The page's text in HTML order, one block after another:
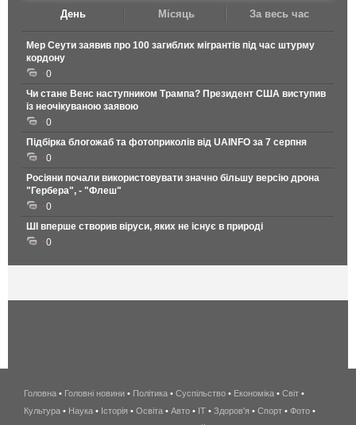
День Місяць За весь час
Мер Сеути заявив про 100 загиблих мігрантів під час штурму
кордону
0
Чи стане Венс наступником Трампа? Президент США виступив
із неочікуваною заявою
0
Підбірка блогожаб та фотоприколів від UAINFO за 7 серпня
0
Росіяни почали використовувати значно більшу версію дрона
"Гербера", - "Флеш"
0
ШІ вперше створив віруси, яких не існує в природі
0
беспроводной
интернет
Головна • Головні новини • Політика • Суспільство • Економіка • Світ •
Культура • Наука • Історія • Освіта • Авто • IT • Здоров'я • Спорт • Фото •